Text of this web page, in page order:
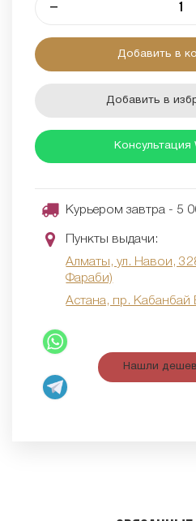
–
Добавить в
Добавить в
Консультация
Курьером завтра - 5
Пункты выдачи:
Алматы, ул. Навои,
Фараби)
Астана, пр. Кабанбай
Нашли